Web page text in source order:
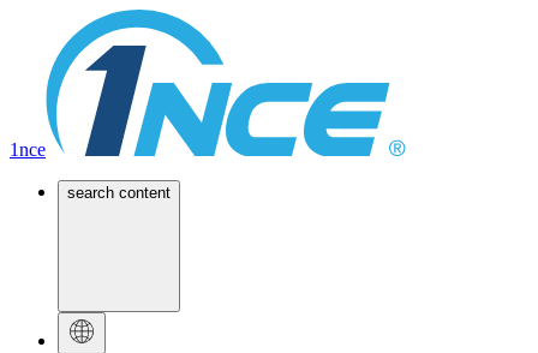
1nce
search content